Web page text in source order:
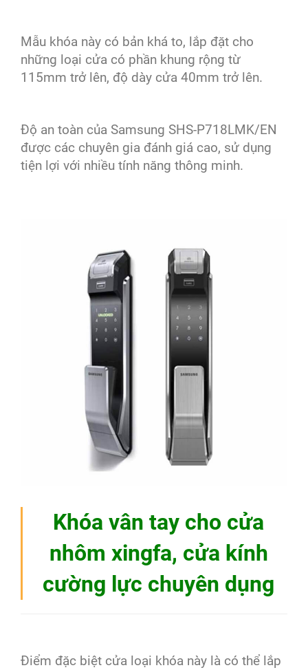
Mẫu khóa này có bản khá to, lắp đặt cho
những loại cửa có phần khung rộng từ
115mm trở lên, độ dày cửa 40mm trở lên.
Độ an toàn của Samsung SHS-P718LMK/EN
được các chuyên gia đánh giá cao, sử dụng
tiện lợi với nhiều tính năng thông minh.
Khóa vân tay cho cửa
nhôm xingfa, cửa kính
cường lực chuyên dụng
Điểm đặc biệt cửa loại khóa này là có thể lắp